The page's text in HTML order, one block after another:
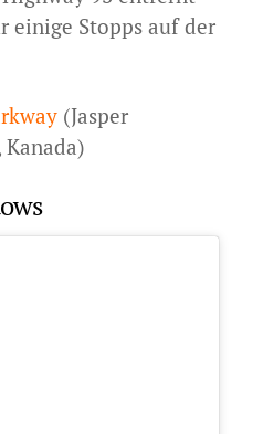
einige Stopps auf der
(Jasper